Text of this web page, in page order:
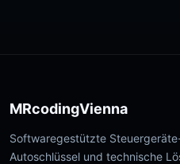
MRcodingVienna
Softwaregestützte
Autoschlüssel und technische